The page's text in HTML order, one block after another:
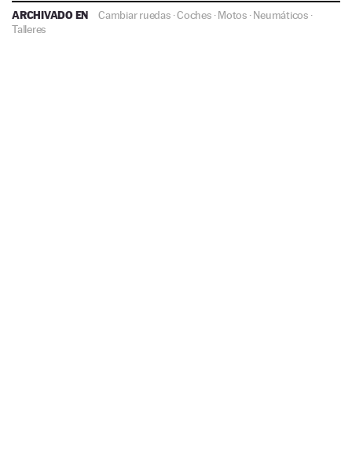
ARCHIVADO EN Cambiar ruedas·Coches·Motos·Neumáticos·
Talleres